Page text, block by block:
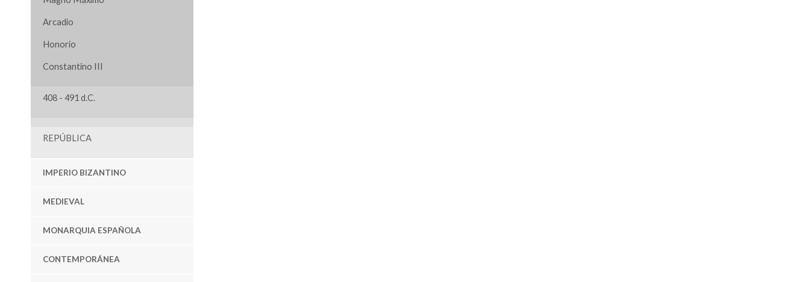
Arcadio
Honorio
Constantino III
408 - 491 d.C.
REPÚBLICA
IMPERIO BIZANTINO
MEDIEVAL
MONARQUIA ESPAÑOLA
CONTEMPORÁNEA